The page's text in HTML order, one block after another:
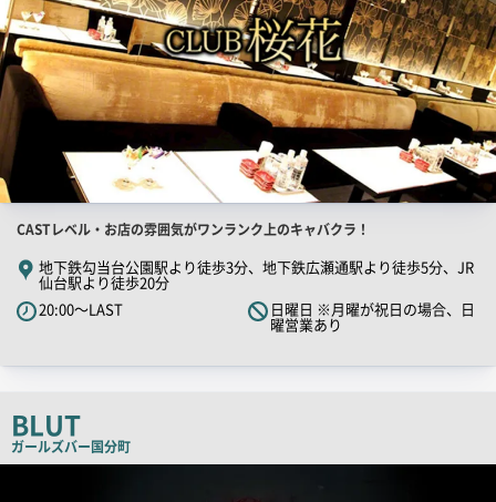
店
舗
PR
キ
ッ
コ
ピ
ー
CASTレベル・お店の雰囲気がワンランク上のキャバクラ！
地下鉄勾当台公園駅より徒歩3分、地下鉄広瀬通駅より徒歩5分、JR
仙台駅より徒歩20分
20:00～LAST
日曜日 ※月曜が祝日の場合、日
曜営業あり
BLUT
ガールズバー国分町
店